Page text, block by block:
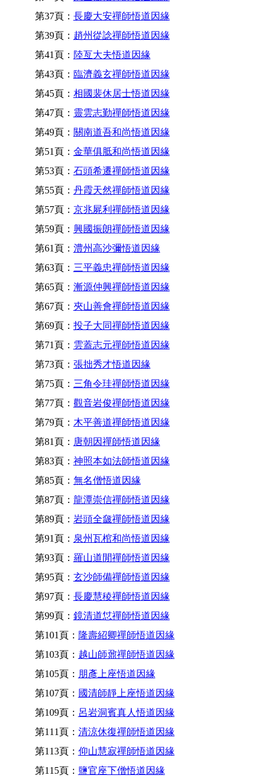
第37頁： 長慶大安禪師悟道因緣
第39頁： 趙州從諗禪師悟道因緣
第41頁： 陸亙大夫悟道因緣
第43頁： 臨濟義玄禪師悟道因緣
第45頁： 相國裴休居士悟道因緣
第47頁： 靈雲志勤禪師悟道因緣
第49頁： 關南道吾和尚悟道因緣
第51頁： 金華俱胝和尚悟道因緣
第53頁： 石頭希遷禪師悟道因緣
第55頁： 丹霞天然禪師悟道因緣
第57頁： 京兆屍利禪師悟道因緣
第59頁： 興國振朗禪師悟道因緣
第61頁： 澧州高沙彌悟道因緣
第63頁： 三平義忠禪師悟道因緣
第65頁： 漸源仲興禪師悟道因緣
第67頁： 夾山善會禪師悟道因緣
第69頁： 投子大同禪師悟道因緣
第71頁： 雲蓋志元禪師悟道因緣
第73頁： 張拙秀才悟道因緣
第75頁： 三角令珪禪師悟道因緣
第77頁： 觀音岩俊禪師悟道因緣
第79頁： 木平善道禪師悟道因緣
第81頁： 唐朝因禪師悟道因緣
第83頁： 神照本如法師悟道因緣
第85頁： 無名僧悟道因緣
第87頁： 龍潭崇信禪師悟道因緣
第89頁： 岩頭全奯禪師悟道因緣
第91頁： 泉州瓦棺和尚悟道因緣
第93頁： 羅山道閒禪師悟道因緣
第95頁： 玄沙師備禪師悟道因緣
第97頁： 長慶慧稜禪師悟道因緣
第99頁： 鏡清道怤禪師悟道因緣
第101頁： 隆壽紹卿禪師悟道因緣
第103頁： 越山師鼐禪師悟道因緣
第105頁： 朋彥上座悟道因緣
第107頁： 國清師靜上座悟道因緣
第109頁： 呂岩洞賓真人悟道因緣
第111頁： 清涼休復禪師悟道因緣
第113頁： 仰山慧寂禪師悟道因緣
第115頁： 鹽官座下僧悟道因緣